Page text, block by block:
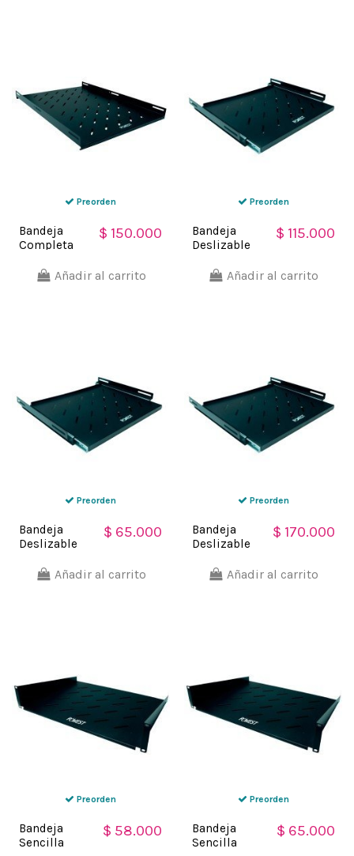
Preorden
Bandeja
Completa
X 65 CM
$ 150.000
Añadir al carrito
Preorden
Bandeja
Deslizable
X 35 CM para
$ 115.000
Añadir al carrito
Preorden
Bandeja
Deslizable
X 55 CM para
$ 65.000
Añadir al carrito
Preorden
Bandeja
Deslizable
X 65 CM
$ 170.000
Añadir al carrito
Preorden
Bandeja
Sencilla
$ 58.000
Preorden
Bandeja
Sencilla
$ 65.000